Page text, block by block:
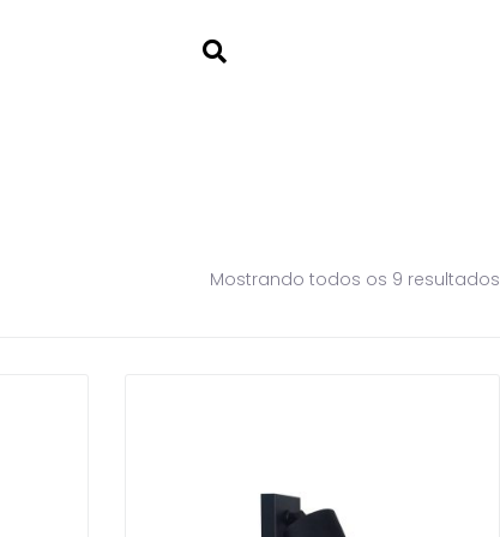
Mostrando todos os 9 resultados